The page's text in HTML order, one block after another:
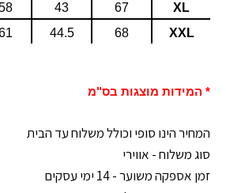
XL
67
43
XXL
68
44.5
* המידות מוצגות בס"מ
המחיר הינו סופי וכולל משלוח עד הבית
סוג משלוח - אווירי
זמן אספקה משוער - 14 ימי עסקים